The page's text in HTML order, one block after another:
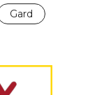
Gard